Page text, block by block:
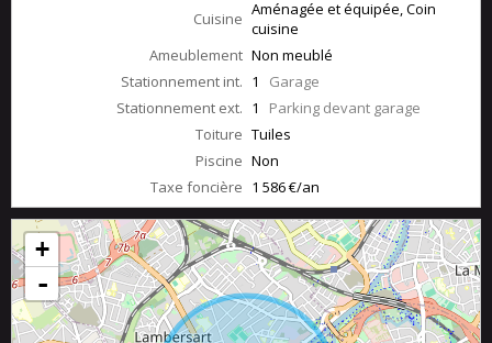
Cuisine Aménagée et équipée, Coin
cuisine
Ameublement Non meublé
Stationnement int. 1 Garage
Stationnement ext. 1 Parking devant garage
Toiture Tuiles
Piscine Non
Taxe foncière 1 586 €/an
+
-